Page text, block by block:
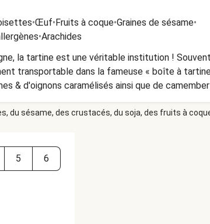
•Œuf•Fruits à coque•Graines de sésame•
•Arachides
la tartine est une véritable institution !
transportable dans la fameuse « boîte à
& d'oignons caramélisés ainsi que de
touche frenchy, avec une salade aux noisettes
animale.
du sésame, des crustacés, du soja, des fruits à
5 6